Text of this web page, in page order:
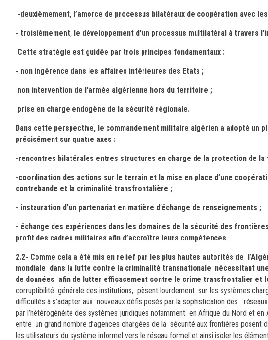
-deuxièmement, l’amorce de processus bilatéraux de coopération avec
- troisièmement, le développement d’un processus multilatéral à travers
Cette stratégie est guidée par trois principes fondamentaux :
- non ingérence dans les affaires intérieures des Etats ;
non intervention de l’armée algérienne hors du territoire ;
prise en charge endogène de la sécurité régionale.
Dans cette perspective, le commandement militaire algérien a adopté un
précisément sur quatre axes :
-rencontres bilatérales entres structures en charge de la protection de la
-coordination des actions sur le terrain et la mise en place d’une
contrebande et la criminalité transfrontalière ;
- instauration d’un partenariat en matière d’échange de renseignements ;
- échange des expériences dans les domaines de la sécurité des
profit des cadres militaires afin d’accroître leurs compétences.
2.2- Comme cela a été mis en relief par les plus hautes autorités de
mondiale dans la lutte contre la criminalité transnationale nécessitant
de données afin de lutter efficacement contre le crime transfrontalier et
corruptibilité générale des institutions, pèsent lourdement sur les systèmes
difficultés à s’adapter aux nouveaux défis posés par la sophistication des
par l’hétérogénéité des systèmes juridiques notamment en Afrique du Nord et
entre un grand nombre d’agences chargées de la sécurité aux frontières
les utilisateurs du système informel vers le réseau formel et ainsi isoler les